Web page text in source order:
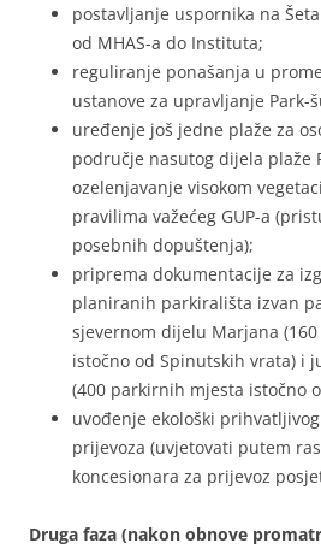
postavljanje uspornika na
od MHAS-a do Instituta;
reguliranje ponašanja u
ustanove za upravljanje Park-
uređenje još jedne plaže za
područje nasutog dijela plaže
ozelenjavanje visokom
pravilima važećeg GUP-a
posebnih dopuštenja);
priprema dokumentacije za
planiranih parkirališta izvan
sjevernom dijelu Marjana
istočno od Spinutskih vrata) i
(400 parkirnih mjesta istočno
uvođenje ekološki
prijevoza (uvjetovati putem
koncesionara za prijevoz
Druga faza (nakon obnove